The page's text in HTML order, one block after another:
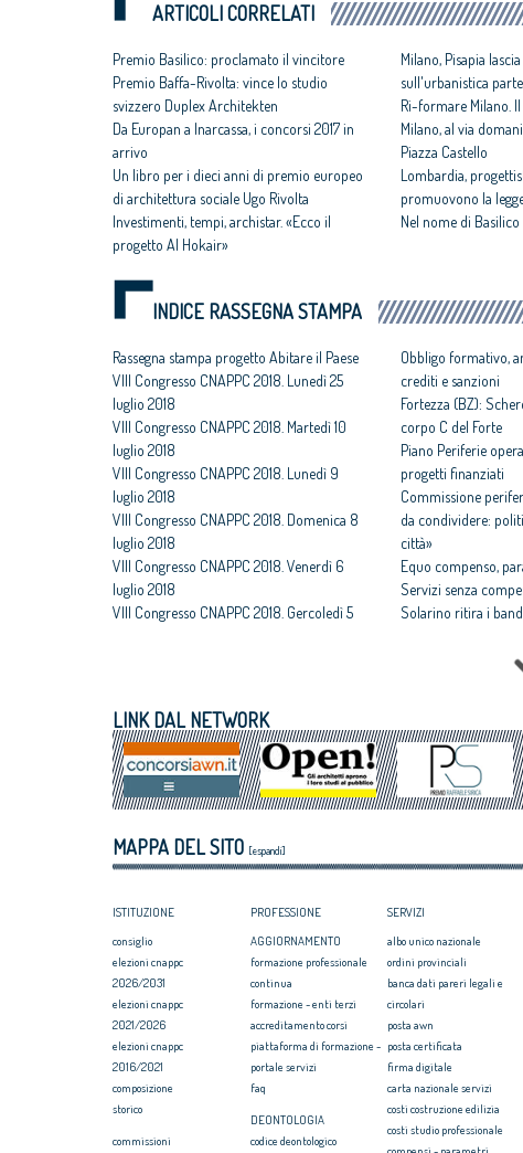
ARTICOLI CORRELATI
Premio Basilico: proclamato il vincitore
Premio Baffa-Rivolta: vince lo studio
svizzero Duplex Architekten
Da Europan a Inarcassa, i concorsi 2017 in
arrivo
Un libro per i dieci anni di premio europeo
di architettura sociale Ugo Rivolta
Investimenti, tempi, archistar. «Ecco il
progetto Al Hokair»
Milano, Pisapia
sull'urbanistica
Ri-formare Milano.
Milano, al via
Piazza Castello
Lombardia,
promuovono la
Nel nome di Basilico
INDICE RASSEGNA STAMPA
Rassegna stampa progetto Abitare il Paese
VIII Congresso CNAPPC 2018. Lunedì 25
luglio 2018
VIII Congresso CNAPPC 2018. Martedì 10
luglio 2018
VIII Congresso CNAPPC 2018. Lunedì 9
luglio 2018
VIII Congresso CNAPPC 2018. Domenica 8
luglio 2018
VIII Congresso CNAPPC 2018. Venerdì 6
luglio 2018
VIII Congresso CNAPPC 2018. Gercoledì 5
luglio 2018
VIII Congresso CNAPPC 2018. Domenica 1
luglio 2018
Obbligo formativo,
crediti e sanzioni
Fortezza (BZ):
corpo C del Forte
Piano Periferie
progetti finanziati
Commissione
da condividere:
città»
Equo compenso,
Servizi senza
Solarino ritira i
All'architettura
caravatti_caravatti
Assegnati premi
Giovane talento 2017
Equo compenso, il
Corte Europea dei
LINK DAL NETWORK
MAPPA DEL SITO [espandi]
ISTITUZIONE
consiglio
elezioni cnappc
2026/2031
elezioni cnappc
2021/2026
elezioni cnappc
2016/2021
composizione
storico
commissioni
PROFESSIONE
AGGIORNAMENTO
formazione professionale
continua
formazione - enti terzi
accreditamento corsi
piattaforma di formazione -
portale servizi
faq
DEONTOLOGIA
codice deontologico
SERVIZI
albo unico nazionale
ordini provinciali
banca dati pareri legali e
circolari
posta awn
posta certificata
firma digitale
carta nazionale servizi
costi costruzione edilizia
costi studio professionale